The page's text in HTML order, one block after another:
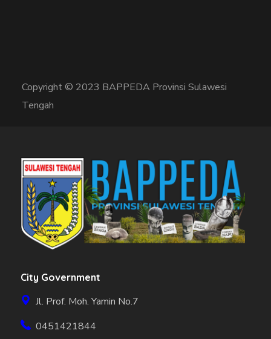
City Government
Jl. Prof. Moh. Yamin No.7
0451421844
Copyright © 2023 BAPPEDA Provinsi Sulawesi
Tengah